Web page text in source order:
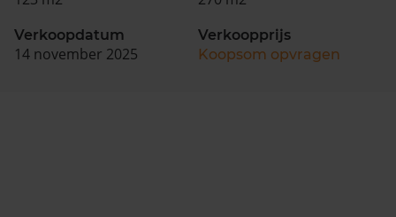
Verkoopdatum
14 november 2025
Verkoopprijs
Koopsom opvragen